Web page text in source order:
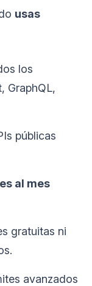
usas
los
GraphQL,
públicas
al mes
gratuitas ni
avanzados